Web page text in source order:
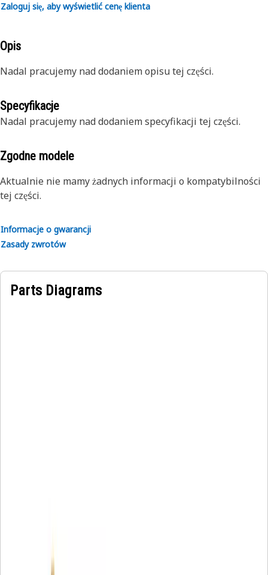
Zaloguj się, aby wyświetlić cenę klienta
Opis
Nadal pracujemy nad dodaniem opisu tej części.
Specyfikacje
Nadal pracujemy nad dodaniem specyfikacji tej części.
Zgodne modele
Aktualnie nie mamy żadnych informacji o kompatybilności
tej części.
Informacje o gwarancji
Zasady zwrotów
Parts Diagrams